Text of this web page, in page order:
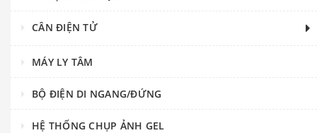
CÂN ĐIỆN TỬ
MÁY LY TÂM
BỘ ĐIỆN DI NGANG/ĐỨNG
HỆ THỐNG CHỤP ẢNH GEL